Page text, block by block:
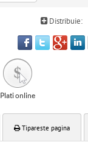
Distribuie:
Plati online
Tipareste pagina